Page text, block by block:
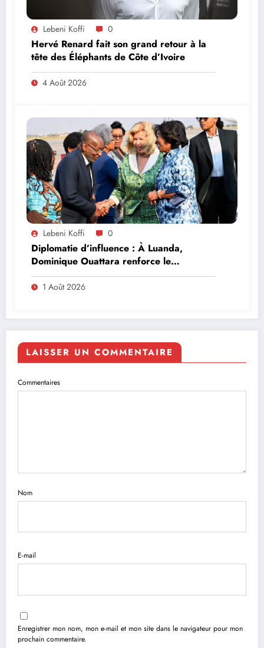
Lebeni Koffi 0
Hervé Renard fait son grand retour à la
tête des Éléphants de Côte d’Ivoire
4 Août 2026
Lebeni Koffi 0
Diplomatie d’influence : À Luanda,
Dominique Ouattara renforce le
leadership solidaire de la Côte d’Ivoire en
Afrique
1 Août 2026
LAISSER UN COMMENTAIRE
Commentaires
Nom
E-mail
Enregistrer mon nom, mon e-mail et mon site dans le navigateur pour mon
prochain commentaire.